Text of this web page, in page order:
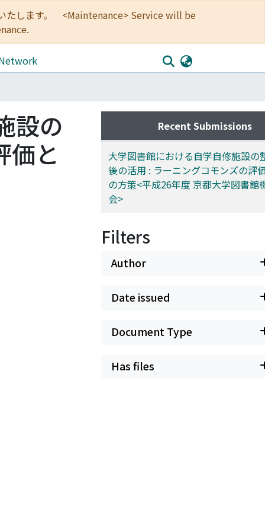
たします。 <Maintenance> Service will be
設の
価と
Recent Submissions
大学図書館における自学自修施設の
後の活用 : ラーニングコモンズの評
の方策<平成26年度 京都大学図書館
会>
Filters
Author
Date issued
Document Type
Has files